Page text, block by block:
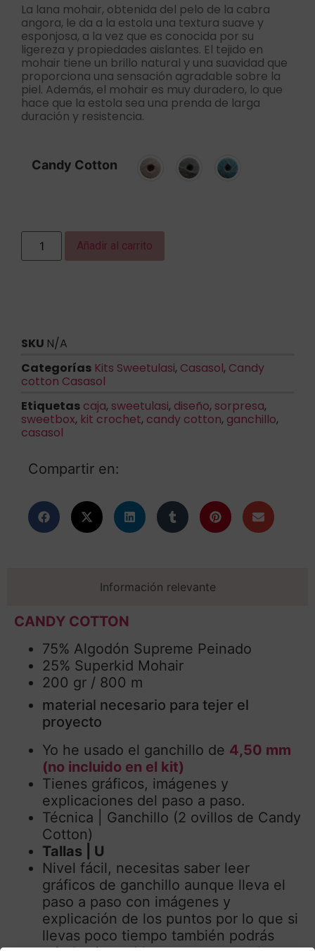
La lana mohair, obtenida del pelo de la cabra
angora, le da a la estola una textura suave y
esponjosa, a la vez que es conocida por su
ligereza y propiedades aislantes. El tejido en
mohair tiene un brillo natural y una suavidad que
proporciona una sensación agradable sobre la
piel. Además, el mohair es muy duradero, lo que
hace que la estola sea una prenda de larga
duración y resistencia.
Candy Cotton
Añadir al carrito
SKU N/A
Categorías Kits Sweetulasi, Casasol, Candy
cotton Casasol
Etiquetas caja, sweetulasi, diseño, sorpresa,
sweetbox, kit crochet, candy cotton, ganchillo,
casasol
Compartir en:
Información relevante
CANDY COTTON
75% Algodón Supreme Peinado
25% Superkid Mohair
200 gr / 800 m
material necesario para tejer el
proyecto
Yo he usado el ganchillo de 4,50 mm
(no incluido en el kit)
Tienes gráficos, imágenes y
explicaciones del paso a paso.
Técnica | Ganchillo (2 ovillos de Candy
Cotton)
Tallas | U
Nivel fácil, necesitas saber leer
gráficos de ganchillo aunque lleva el
paso a paso con imágenes y
explicación de los puntos por lo que si
llevas poco tiempo también podrás